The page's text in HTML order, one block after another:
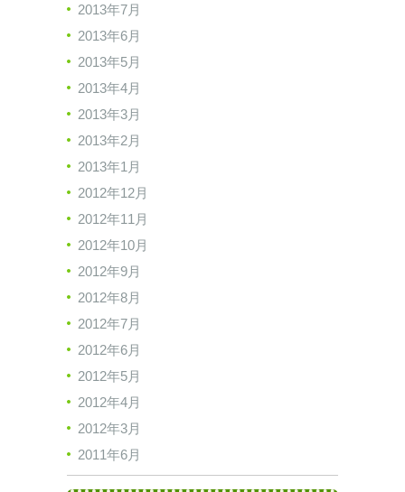
2013年7月
2013年6月
2013年5月
2013年4月
2013年3月
2013年2月
2013年1月
2012年12月
2012年11月
2012年10月
2012年9月
2012年8月
2012年7月
2012年6月
2012年5月
2012年4月
2012年3月
2011年6月